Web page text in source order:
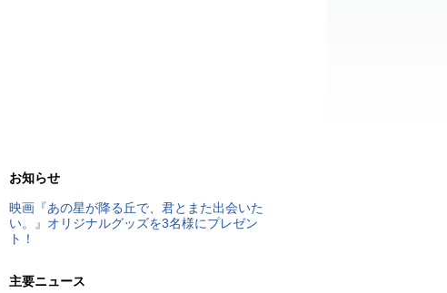
お知らせ
映画『あの星が降る丘で、君とまた出会いた
い。』オリジナルグッズを3名様にプレゼン
ト！
主要ニュース